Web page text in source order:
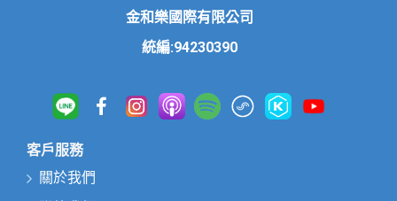
金和樂國際有限公司
統編:94230390
客戶服務
關於我們